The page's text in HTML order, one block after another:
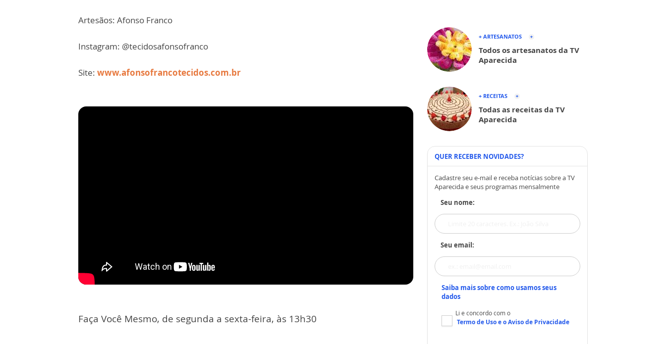
Artesãos: Afonso Franco
Instagram: @tecidosafonsofranco
Site: www.afonsofrancotecidos.com.br
Faça Você Mesmo, de segunda a sexta-feira, às 13h30
+ ARTESANATOS
Todos os artesanatos da TV
Aparecida
+ RECEITAS
Todas as receitas da TV
Aparecida
QUER RECEBER NOVIDADES?
Cadastre seu e-mail e receba notícias sobre a TV
Aparecida e seus programas mensalmente
Seu nome:
Seu email:
Saiba mais sobre como usamos seus
dados
Li e concordo com o
Termo de Usoe oAviso de Privacidade